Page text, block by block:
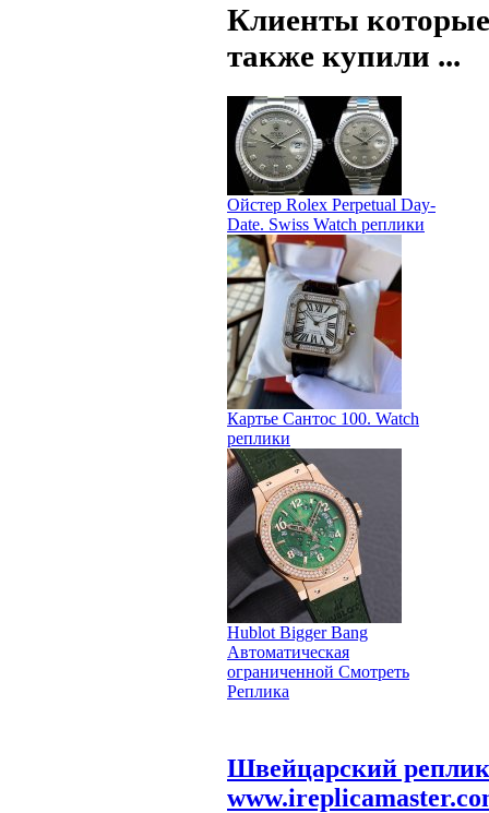
Клиенты
также купили ...
Ойстер Rolex Perpetual Day-
Date. Swiss Watch реплики
Картье Сантос 100. Watch
реплики
Hublot Bigger Bang
Автоматическая
ограниченной Смотреть
Реплика
Швейцарский